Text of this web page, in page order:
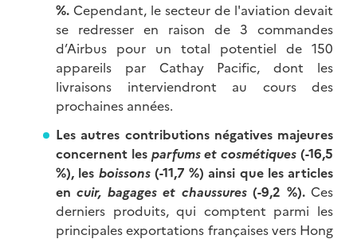
%. Cependant, le secteur de l'aviation devait
se redresser en raison de 3 commandes
d’Airbus pour un total potentiel de 150
appareils par Cathay Pacific, dont les
livraisons interviendront au cours des
prochaines années.
Les autres contributions négatives majeures
concernent les parfums et cosmétiques (-16,5
%), les boissons(-11,7 %) ainsi que les articles
encuir, bagages et chaussures(-9,2 %).Ces
derniers produits, qui comptent parmi les
principales exportations françaises vers Hong